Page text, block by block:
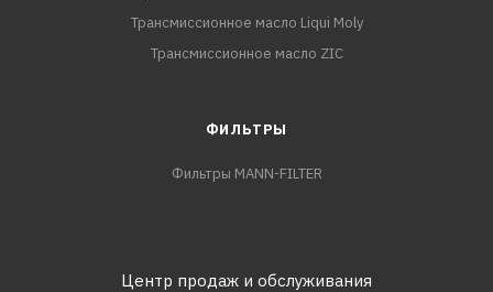
Трансмиссионное масло Liqui Moly
Трансмиссионное масло ZIC
ФИЛЬТРЫ
Фильтры MANN-FILTER
Центр продаж и обслуживания